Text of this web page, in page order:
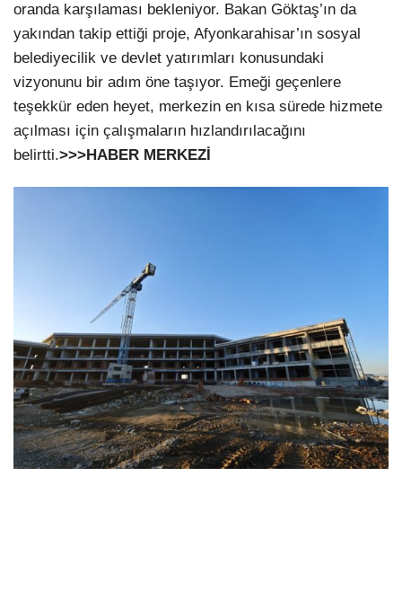
oranda karşılaması bekleniyor. Bakan Göktaş’ın da
yakından takip ettiği proje, Afyonkarahisar’ın sosyal
belediyecilik ve devlet yatırımları konusundaki
vizyonunu bir adım öne taşıyor. Emeği geçenlere
teşekkür eden heyet, merkezin en kısa sürede hizmete
açılması için çalışmaların hızlandırılacağını
belirtti.>>>HABER MERKEZİ